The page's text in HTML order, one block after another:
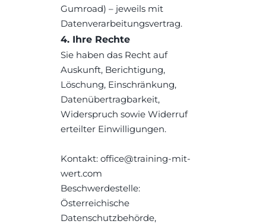
Gumroad) – jeweils mit
Datenverarbeitungsvertrag.
4. Ihre Rechte
Sie haben das Recht auf
Auskunft, Berichtigung,
Löschung, Einschränkung,
Datenübertragbarkeit,
Widerspruch sowie Widerruf
erteilter Einwilligungen.
Kontakt: office@training-mit-
wert.com
Beschwerdestelle:
Österreichische
Datenschutzbehörde,